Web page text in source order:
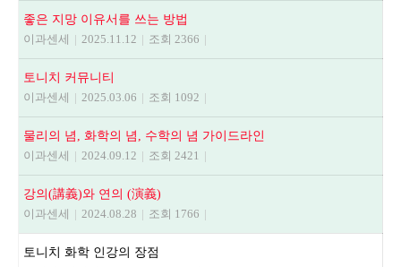
좋은 지망 이유서를 쓰는 방법
이과센세
| 2025.11.12 | 조회 2366 |
토니치 커뮤니티
이과센세
| 2025.03.06 | 조회 1092 |
물리의 념, 화학의 념, 수학의 념 가이드라인
이과센세
| 2024.09.12 | 조회 2421 |
강의(講義)와 연의 (演義)
이과센세
| 2024.08.28 | 조회 1766 |
토니치 화학 인강의 장점